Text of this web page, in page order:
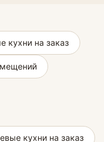
кухни на заказ
кухни на заказ